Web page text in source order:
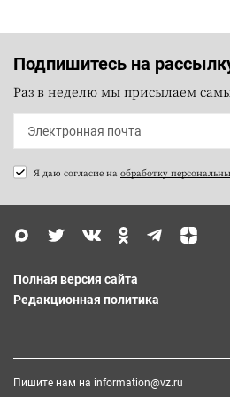
Подпишитесь на
Раз в неделю мы присылаем
Я даю согласие на обработку
Полная версия сайта
Редакционная политика
Пишите нам на information@vz.ru